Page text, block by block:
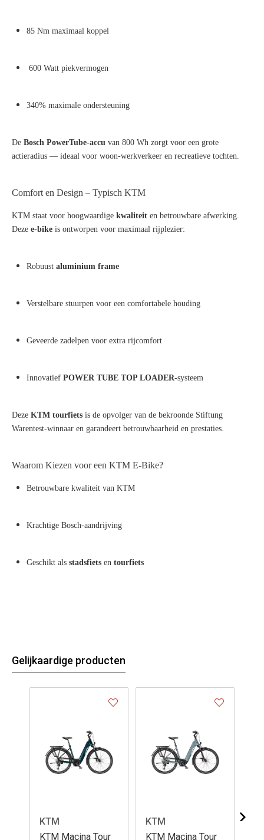
85 Nm maximaal koppel
600 Watt piekvermogen
340% maximale ondersteuning
De Bosch PowerTube-accu van 800 Wh zorgt voor een grote
actieradius — ideaal voor woon-werkverkeer en recreatieve tochten.
Comfort en Design – Typisch KTM
KTM staat voor hoogwaardige kwaliteit en betrouwbare afwerking.
Deze e-bike is ontworpen voor maximaal rijplezier:
Robuust aluminium frame
Verstelbare stuurpen voor een comfortabele houding
Geveerde zadelpen voor extra rijcomfort
Innovatief POWER TUBE TOP LOADER-systeem
Deze KTM tourfiets is de opvolger van de bekroonde Stiftung
Warentest-winnaar en garandeert betrouwbaarheid en prestaties.
Waarom Kiezen voor een KTM E-Bike?
Betrouwbare kwaliteit van KTM
Krachtige Bosch-aandrijving
Geschikt als stadsfiets en tourfiets
Gelijkaardige producten
KTM
KTM Macina Tour
KTM
KTM Macina Tour